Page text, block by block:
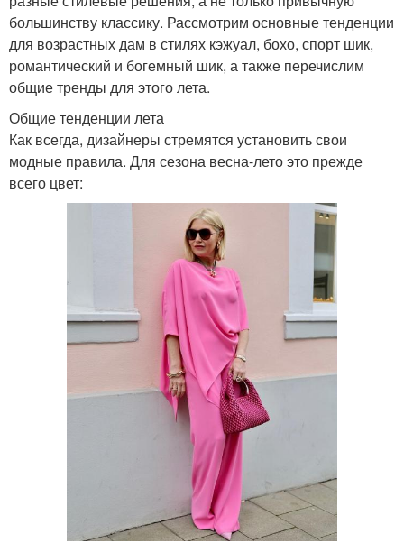
большинству классику. Рассмотрим основные тенденции
для возрастных дам в стилях кэжуал, бохо, спорт шик,
романтический и богемный шик, а также перечислим
общие тренды для этого лета.
Общие тенденции лета
Как всегда, дизайнеры стремятся установить свои
модные правила. Для сезона весна-лето это прежде
всего цвет: